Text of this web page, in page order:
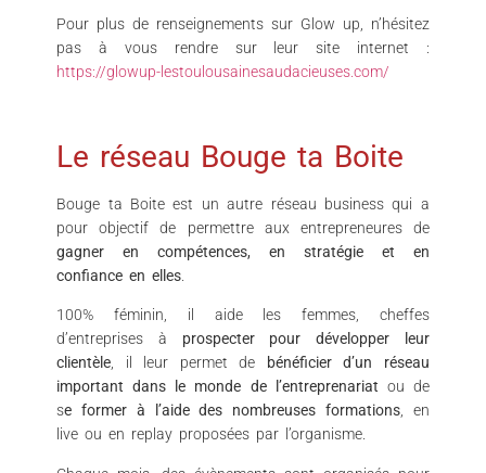
Pour plus de renseignements sur Glow up, n’hésitez
pas à vous rendre sur leur site internet :
https://glowup-lestoulousainesaudacieuses.com/
Le réseau Bouge ta Boite
Bouge ta Boite est un autre réseau business qui a
pour objectif de permettre aux entrepreneures de
gagner en compétences, en stratégie et en
confiance en elles
100% féminin, il aide les femmes, cheffes
d’entreprises à prospecter pour développer leur
clientèle, il leur permet de
bénéficier d’un réseau
important dans le monde de l’entreprenariat ou de
se former à l’aide des nombreuses formations, en
live ou en replay proposées par l’organisme.